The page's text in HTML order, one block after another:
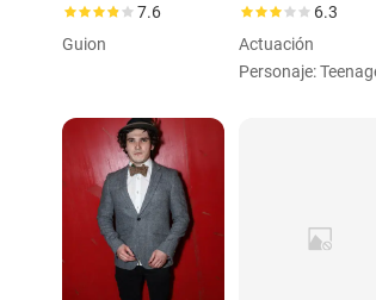
7.6
Guion
6.3
Actuación